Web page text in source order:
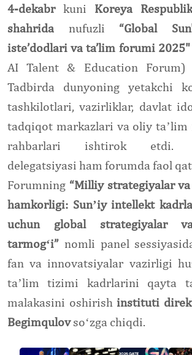
4-dekabrkuni Koreya
shahrida nufuzli “Global
iste’dodlari va ta’lim forumi 2025"
AI Talent & Education Forum)
Tadbirda dunyoning yetakchi
tashkilotlari, vazirliklar, davlat
tadqiqot markazlari va oliy taʼlim
rahbarlari ishtirok etdi.
delegatsiyasi ham forumda faol
Forumning “Milliy strategiyalar
hamkorligi: Sunʼiy intellekt
uchun global strategiyalar
tarmogʻi” nomli panel
fan va innovatsiyalar vazirligi
taʼlim tizimi kadrlarini qayta
malakasini oshirish instituti
Begimqulovsoʻzga chiqdi.